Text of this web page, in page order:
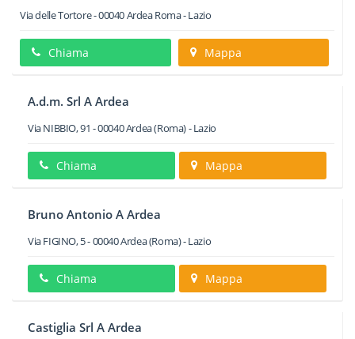
Via delle Tortore-00040ArdeaRoma -Lazio
Chiama Mappa
A.d.m. Srl A Ardea
Via NIBBIO, 91 -00040Ardea(Roma) -Lazio
Chiama Mappa
Bruno Antonio A Ardea
Via FIGINO, 5-00040Ardea(Roma) -Lazio
Chiama Mappa
Castiglia Srl A Ardea